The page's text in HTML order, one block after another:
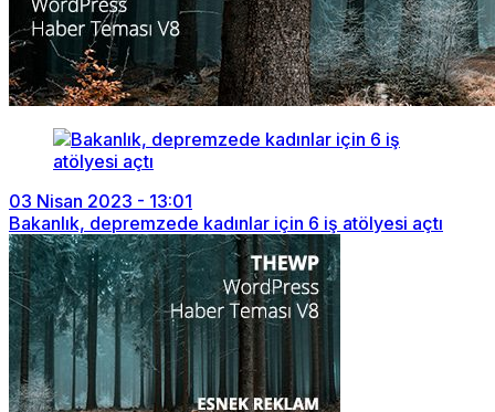
03 Nisan 2023 - 13:01
Bakanlık, depremzede kadınlar için 6 iş atölyesi açtı